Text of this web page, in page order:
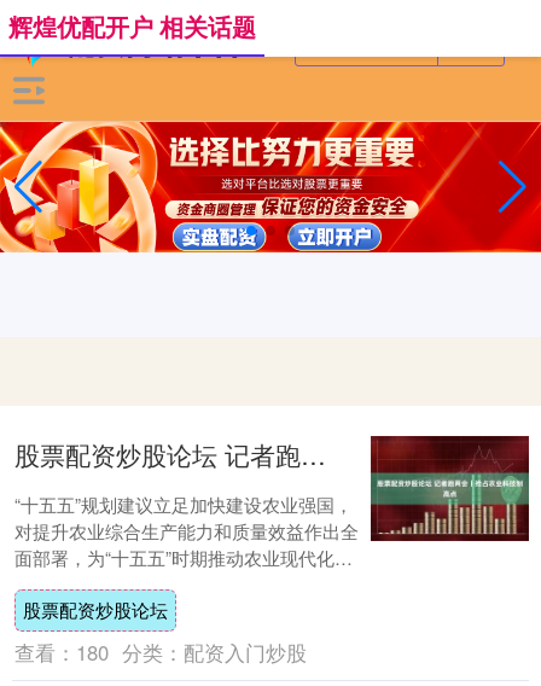
辉煌优配开户 相关话题
股票配资炒股论坛 记者跑两会丨抢占农业科技制高点
“十五五”规划建议立足加快建设农业强国，
对提升农业综合生产能力和质量效益作出全
面部署，为“十五五”时期推动农业现代化取
得重大进展提供了遵循。全国两会上，如何
推动....
股票配资炒股论坛
查看： 180 分类： 配资入门炒股